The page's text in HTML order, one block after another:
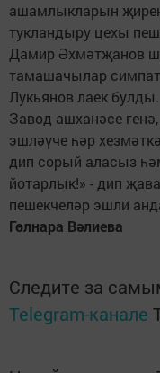
ашамлыкларын
тукландыру цехы
Дамир Әхмәтҗанов
тамашачылар
Лукьянов лаек булды.
Завод ашханәсе
эшләүче һәр
дип сорый аласыз
йотарлык!» - дип
пешекчеләр эшли
Гөлнара Вәлиева
Следите за
Telegram-канале